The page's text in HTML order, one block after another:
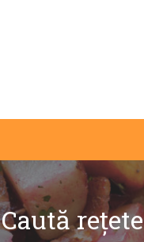
Caută rețete